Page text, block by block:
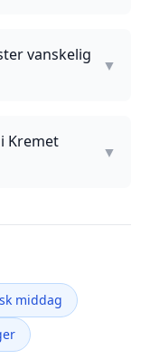
vanskelig
▼
Kremet
▼
middag